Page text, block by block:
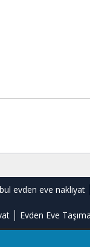
evden eve nakliyat
Evden Eve